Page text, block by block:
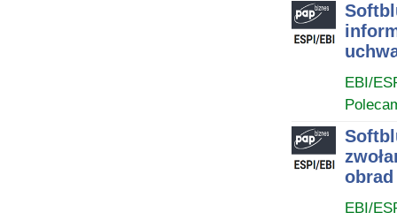
EBI/
obrad
EBI/